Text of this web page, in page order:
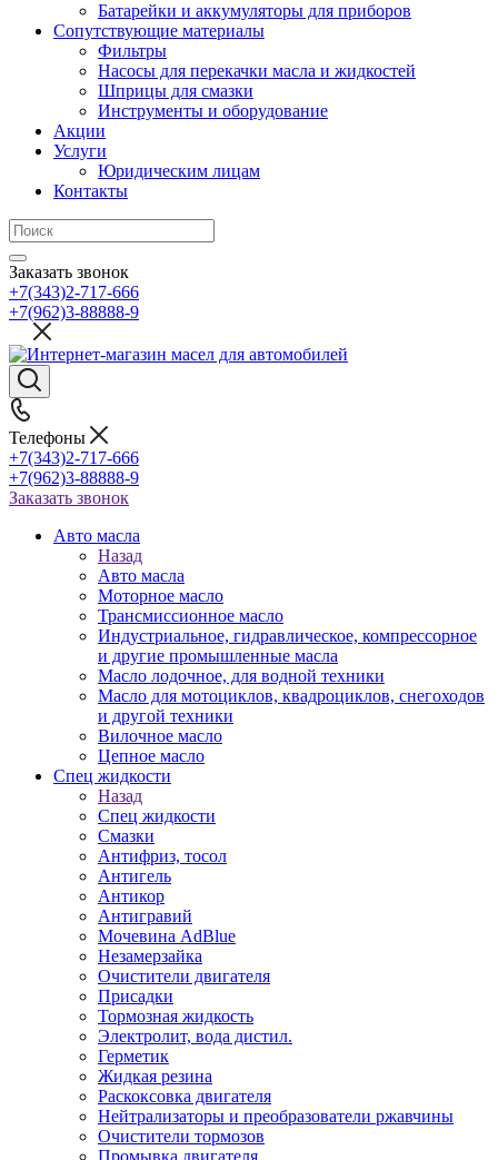
Батарейки и аккумуляторы для приборов
Сопутствующие материалы
Фильтры
Насосы для перекачки масла и жидкостей
Шприцы для смазки
Инструменты и оборудование
Акции
Услуги
Юридическим лицам
Контакты
Заказать звонок
+7(343)2-717-666
+7(962)3-88888-9
Телефоны
+7(343)2-717-666
+7(962)3-88888-9
Заказать звонок
Авто масла
Назад
Авто масла
Моторное масло
Трансмиссионное масло
Индустриальное, гидравлическое, компрессорное
и другие промышленные масла
Масло лодочное, для водной техники
Масло для мотоциклов, квадроциклов, снегоходов
и другой техники
Вилочное масло
Цепное масло
Спец жидкости
Назад
Спец жидкости
Смазки
Антифриз, тосол
Антигель
Антикор
Антигравий
Мочевина AdBlue
Незамерзайка
Очистители двигателя
Присадки
Тормозная жидкость
Электролит, вода дистил.
Герметик
Жидкая резина
Раскоксовка двигателя
Нейтрализаторы и преобразователи ржавчины
Очистители тормозов
Промывка двигателя